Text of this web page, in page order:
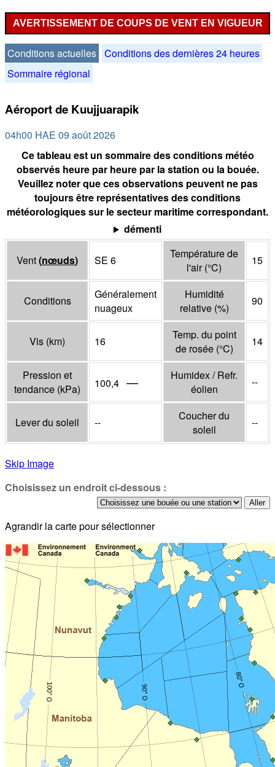
AVERTISSEMENT DE COUPS DE VENT EN VIGUEUR
Conditions actuelles Conditions des dernières 24 heures
Sommaire régional
Aéroport de Kuujjuarapik
04h00 HAE 09 août 2026
Ce tableau est un sommaire des conditions météo
observés heure par heure par la station ou la bouée.
Veuillez noter que ces observations peuvent ne pas
toujours être représentatives des conditions
météorologiques sur le secteur maritime correspondant.
démenti
Vent(nœuds) SE 6
Température de
l'air(°C)
15
Conditions
Généralement
nuageux
Humidité
relative (%)
90
Vis (km) 16
Temp. du point
de rosée (°C)
14
Pression et
tendance (kPa) 100,4 —
Humidex / Refr.
éolien
--
Lever du soleil --
Coucher du
soleil
--
Skip Image
Choisissez un endroit ci-dessous :
Agrandir la carte pour sélectionner